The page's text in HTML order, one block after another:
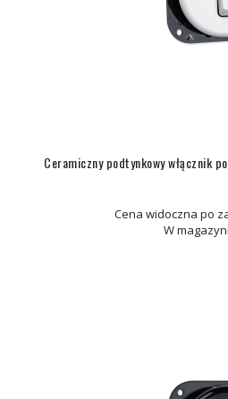
Ceramiczny podtynkowy włącznik
Cena widoczna po
W